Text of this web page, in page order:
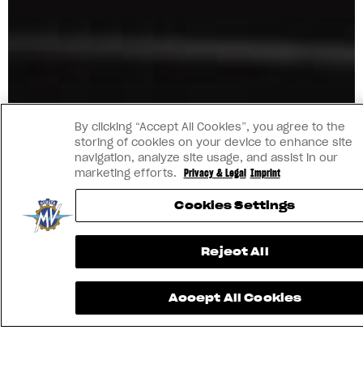
By clicking “Accept All Cookies”, you agree to the
storing of cookies on your device to enhance site
navigation, analyze site usage, and assist in our
marketing efforts. Privacy & Legal Imprint
Cookies Settings
Reject All
Accept All Cookies